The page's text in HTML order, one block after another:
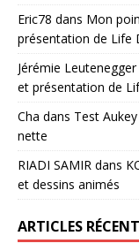
Eric78 dans Mon
présentation de Life
Jérémie Leutenegger
et présentation de
Cha dans Test
nette
RIADI SAMIR dans
et dessins animés
ARTICLES